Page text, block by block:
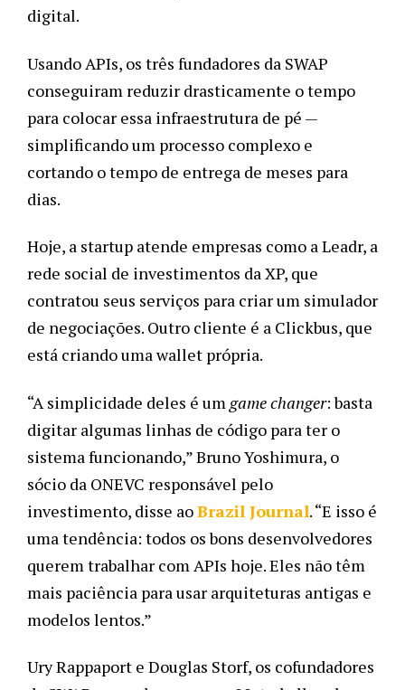
digital.
Usando APIs, os três fundadores da SWAP
conseguiram reduzir drasticamente o tempo
para colocar essa infraestrutura de pé —
simplificando um processo complexo e
cortando o tempo de entrega de meses para
dias.
Hoje, a startup atende empresas como a Leadr, a
rede social de investimentos da XP, que
contratou seus serviços para criar um simulador
de negociações. Outro cliente é a Clickbus, que
está criando uma wallet própria.
“A simplicidade deles é um game changer: basta
digitar algumas linhas de código para ter o
sistema funcionando,” Bruno Yoshimura, o
sócio da ONEVC responsável pelo
investimento, disse ao Brazil Journal. “E isso é
uma tendência: todos os bons desenvolvedores
querem trabalhar com APIs hoje. Eles não têm
mais paciência para usar arquiteturas antigas e
modelos lentos.”
Ury Rappaport e Douglas Storf, os cofundadores